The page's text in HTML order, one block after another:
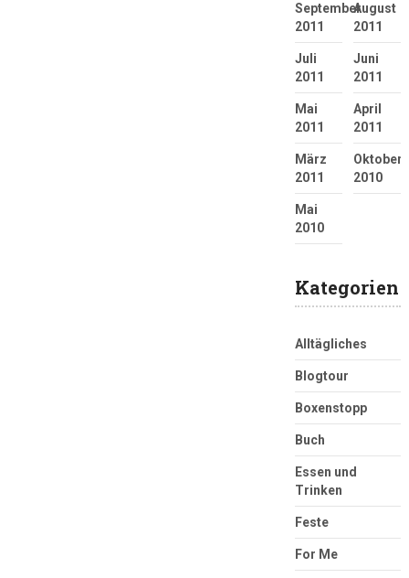
September
2011
August
2011
Juli
2011
Juni
2011
Mai
2011
April
2011
März
2011
Oktober
2010
Mai
2010
Kategorien
Alltägliches
Blogtour
Boxenstopp
Buch
Essen und
Trinken
Feste
For Me